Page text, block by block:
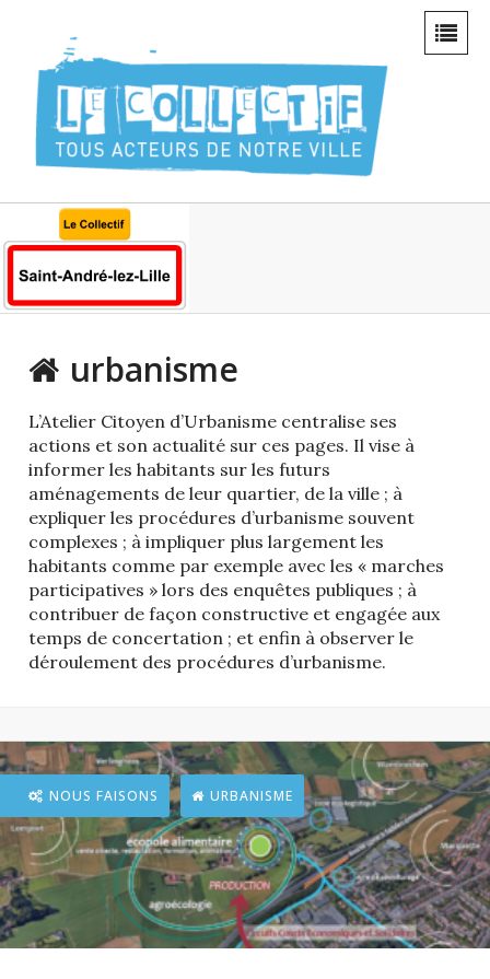
urbanisme
L’Atelier Citoyen d’Urbanisme centralise ses
actions et son actualité sur ces pages. Il vise à
informer les habitants sur les futurs
aménagements de leur quartier, de la ville ; à
expliquer les procédures d’urbanisme souvent
complexes ; à impliquer plus largement les
habitants comme par exemple avec les « marches
participatives » lors des enquêtes publiques ; à
contribuer de façon constructive et engagée aux
temps de concertation ; et enfin à observer le
déroulement des procédures d’urbanisme.
NOUS FAISONS URBANISME